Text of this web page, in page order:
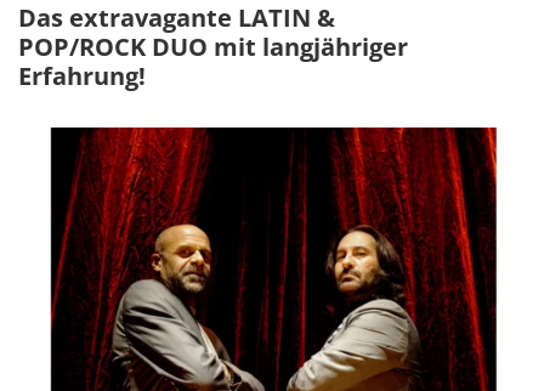
Das extravagante LATIN &
POP/ROCK DUO mit langjähriger
Erfahrung!